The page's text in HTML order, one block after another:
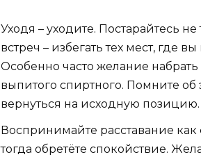
Уходя – уходите. Постарайтесь
встреч – избегать тех мест, где
Особенно часто желание
выпитого спиртного. Помните об
вернуться на исходную позицию.
Воспринимайте расставание
тогда обретёте спокойствие.